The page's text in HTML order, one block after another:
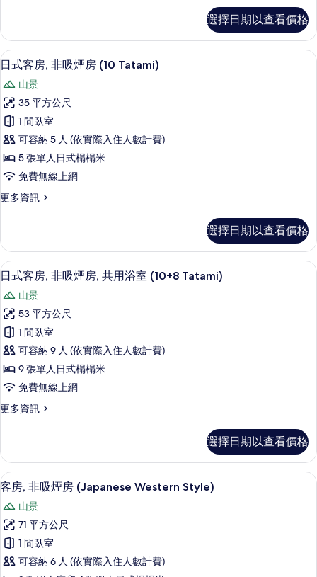
片
房,
共
用
浴
室
(10
Tatami)
的
所
有
客
房,
非
煙
房,
共
用
浴
室
(10
Tatami)
詳
選擇日期以查看價格
顯
示
日
式
客
房,
非
煙
(10
Tatami)
的
所
有
相
片
3
日式客房, 非吸煙房 (10 Tatami)
山景
35 平方公尺
1 間臥室
可容納 5 人 (依實際入住人數計費)
5 張單人日式榻榻米
免費無線上網
更多資訊
更
客
房,
非
煙
房
(10
Tatami)
的
詳
情
選擇日期以查看價格
顯
示
日
式
客
房,
非
煙
共
用
浴
室
(10+8
Tatami)
的
3
日式客房, 非吸煙房, 共用浴室 (10+8 Tatami)
山景
53 平方公尺
1 間臥室
可容納 9 人 (依實際入住人數計費)
9 張單人日式榻榻米
免費無線上網
更多資訊
更
客
房,
非
煙
房,
共
用
浴
室
選擇日期以查看價格
顯
示
客
房,
非
吸
6
客房, 非吸煙房 (Japanese Western Style)
山景
71 平方公尺
1 間臥室
可容納 6 人 (依實際入住人數計費)